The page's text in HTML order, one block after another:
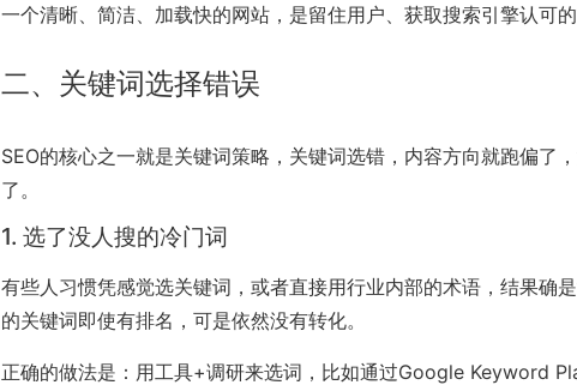
一个清晰、简洁、加载快的网站，是留住用户、获取搜索引擎认可的
二、关键词选择错误
SEO的核心之一就是关键词策略，关键词选错，内容方向就跑偏了
了。
1. 选了没人搜的冷门词
有些人习惯凭感觉选关键词，或者直接用行业内部的术语，结果确
的关键词即使有排名，可是依然没有转化。
正确的做法是：用工具+调研来选词，比如通过Google Keyword